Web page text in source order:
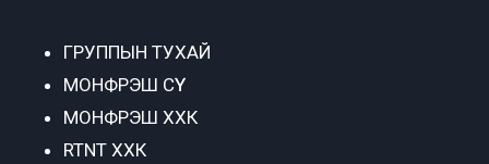
ГРУППЫН ТУХАЙ
МОНФРЭШ СҮҮ
МОНФРЭШ ХХК
RTNT ХХК